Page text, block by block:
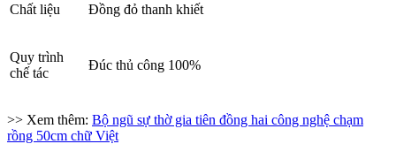
Chất liệu Đồng đỏ thanh khiết
Quy trình
chế tác
Đúc thủ công 100%
>> Xem thêm: Bộ ngũ sự thờ gia tiên đồng hai công nghệ chạm
rồng 50cm chữ Việt